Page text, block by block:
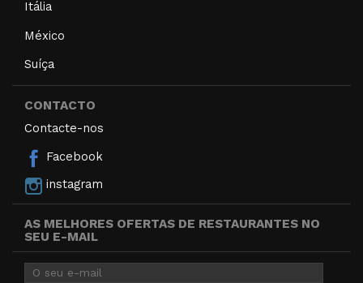
Itália
México
Suíça
CONTACTO
Contacte-nos
Facebook
instagram
AS MELHORES OFERTAS DE RESTAURANTES NO
SEU E-MAIL